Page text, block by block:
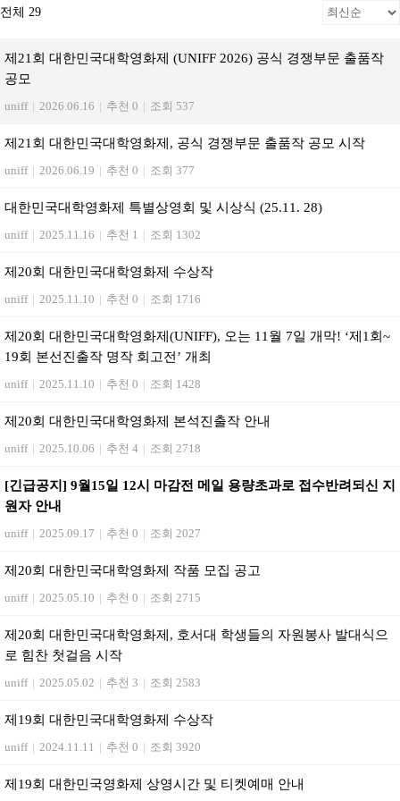
전체 29
제21회 대한민국대학영화제 (UNIFF 2026) 공식 경쟁부문 출품작
공모
uniff | 2026.06.16 | 추천 0 | 조회 537
제21회 대한민국대학영화제, 공식 경쟁부문 출품작 공모 시작
uniff | 2026.06.19 | 추천 0 | 조회 377
대한민국대학영화제 특별상영회 및 시상식 (25.11. 28)
uniff | 2025.11.16 | 추천 1 | 조회 1302
제20회 대한민국대학영화제 수상작
uniff | 2025.11.10 | 추천 0 | 조회 1716
제20회 대한민국대학영화제(UNIFF), 오는 11월 7일 개막! ‘제1회~
19회 본선진출작 명작 회고전’ 개최
uniff | 2025.11.10 | 추천 0 | 조회 1428
제20회 대한민국대학영화제 본석진출작 안내
uniff | 2025.10.06 | 추천 4 | 조회 2718
[긴급공지] 9월15일 12시 마감전 메일 용량초과로 접수반려되신 지
원자 안내
uniff | 2025.09.17 | 추천 0 | 조회 2027
제20회 대한민국대학영화제 작품 모집 공고
uniff | 2025.05.10 | 추천 0 | 조회 2715
제20회 대한민국대학영화제, 호서대 학생들의 자원봉사 발대식으
로 힘찬 첫걸음 시작
uniff | 2025.05.02 | 추천 3 | 조회 2583
제19회 대한민국대학영화제 수상작
uniff | 2024.11.11 | 추천 0 | 조회 3920
제19회 대한민국영화제 상영시간 및 티켓예매 안내